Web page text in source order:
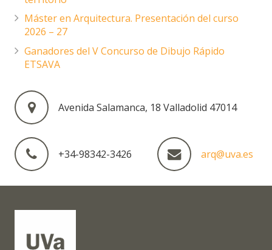
Máster en Arquitectura. Presentación del curso
2026 – 27
Ganadores del V Concurso de Dibujo Rápido
ETSAVA
Avenida Salamanca, 18 Valladolid 47014
+34-98342-3426 arq@uva.es